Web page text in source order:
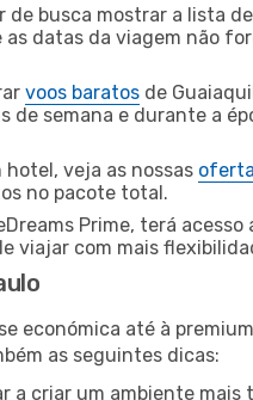
de busca mostrar a lista
datas da viagem não
voos baratos de
semana e durante a
veja as nossas
no pacote total.
Prime, terá
viajar com mais
económica até à
as seguintes dicas:
a criar um ambiente